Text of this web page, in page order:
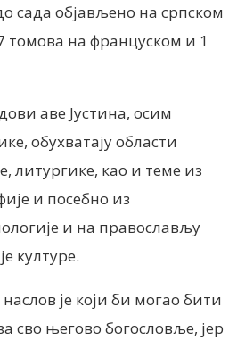
сада објављено на српском
томова на француском и 1
аве Јустина, осим
обухватају области
литургике, као и теме из
и посебно из
и на православљу
културе.
је који би могао бити
сво његово богословље, јер